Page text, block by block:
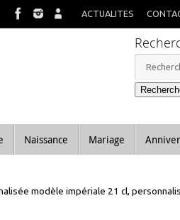
seront traitées à mon retour.
ACTUALITES
Recherche
pour :
Naissance Mariage
modèle impériale 21 cl,